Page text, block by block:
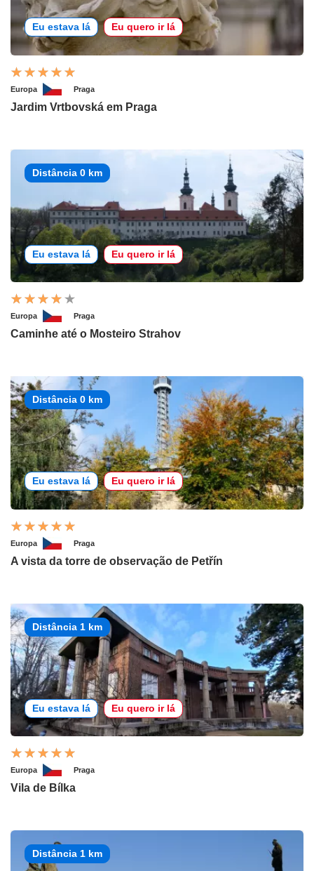
Eu estava lá Eu quero ir lá
Europa Praga
Jardim Vrtbovská em Praga
Distância 0 km
Eu estava lá Eu quero ir lá
Europa Praga
Caminhe até o Mosteiro Strahov
Distância 0 km
Eu estava lá Eu quero ir lá
Europa Praga
A vista da torre de observação de Petřín
Distância 1 km
Eu estava lá Eu quero ir lá
Europa Praga
Vila de Bílka
Distância 1 km